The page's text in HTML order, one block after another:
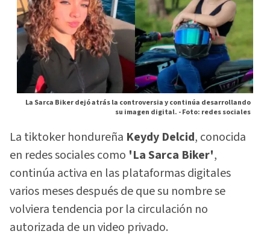
La Sarca Biker dejó atrás la controversia y continúa desarrollando
su imagen digital. -Foto: redes sociales
La tiktoker hondureña Keydy Delcid, conocida
en redes sociales como 'La Sarca Biker',
continúa activa en las plataformas digitales
varios meses después de que su nombre se
volviera tendencia por la circulación no
autorizada de un video privado.